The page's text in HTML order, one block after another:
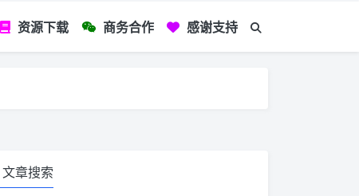
资源下载 商务合作 感谢支持
文章搜索